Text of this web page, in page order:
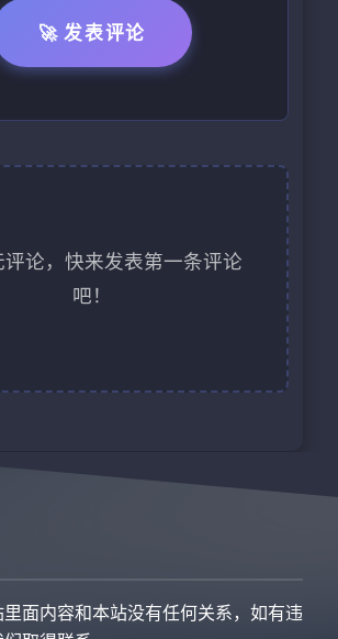
🚀 发表评论
评论，快来发表第一条评论
吧！
面内容和本站没有任何关系，如有违